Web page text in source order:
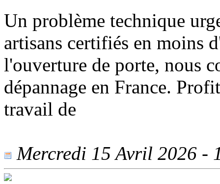
Un problème technique
artisans certifiés en moins
l'ouverture de porte, nous
dépannage en France.
travail de
Mercredi 15 Avril 2026 -